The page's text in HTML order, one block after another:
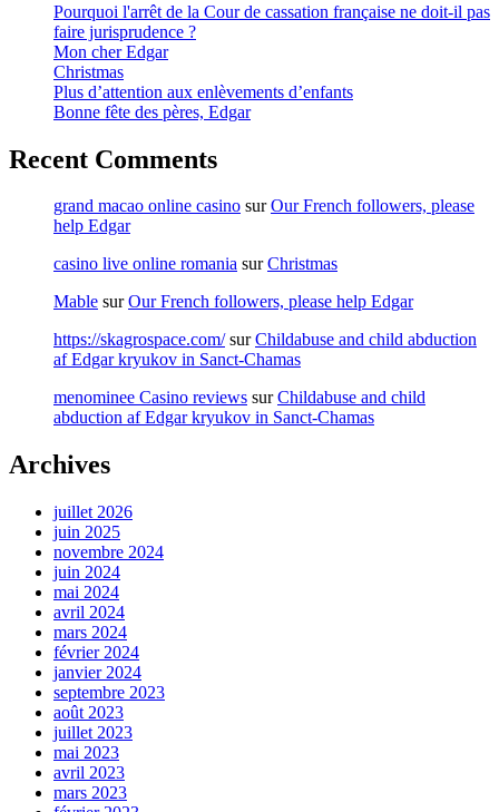
Pourquoi l'arrêt de la Cour de cassation française ne doit-il pas
faire jurisprudence ?
Mon cher Edgar
Christmas
Plus d’attention aux enlèvements d’enfants
Bonne fête des pères, Edgar
Recent Comments
grand macao online casino surOur French followers, please
help Edgar
casino live online romania surChristmas
Mable surOur French followers, please help Edgar
https://skagrospace.com/surChildabuse and child abduction
af Edgar kryukov in Sanct-Chamas
menominee Casino reviews surChildabuse and child
abduction af Edgar kryukov in Sanct-Chamas
Archives
juillet 2026
juin 2025
novembre 2024
juin 2024
mai 2024
avril 2024
mars 2024
février 2024
janvier 2024
septembre 2023
août 2023
juillet 2023
mai 2023
avril 2023
mars 2023